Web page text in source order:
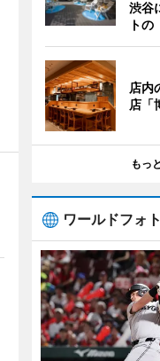
渋谷
トの
店内
店「
もっ
ワールドフォ